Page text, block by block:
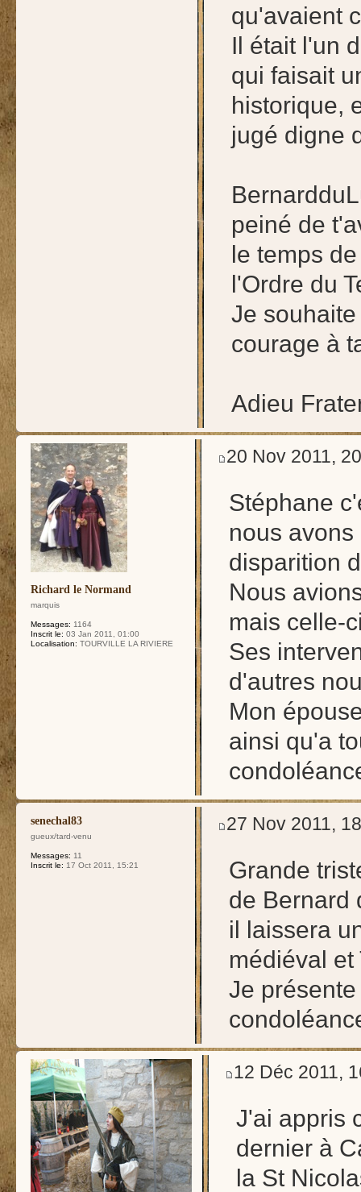
qu'avaient
Il était l'un
qui faisait
historique,
jugé digne
peiné de
le temps
l'Ordre du
Je
courage à
Adieu
Richard le Normand
marquis
Messages: 1164
Inscrit le: 03 Jan 2011, 01:00
Localisation: TOURVILLE LA RIVIERE
20 Nov 2011,
Stéphane
nous
disparition
Nous
mais celle-
Ses
d'autres
Mon
ainsi qu'a
senechal83
gueux/tard-venu
Messages: 11
Inscrit le: 17 Oct 2011, 15:21
27 Nov 2011,
Grande
de Bernard
il laissera
médiéval et
Je
12 Déc 2011,
J'ai appris
dernier à
la St